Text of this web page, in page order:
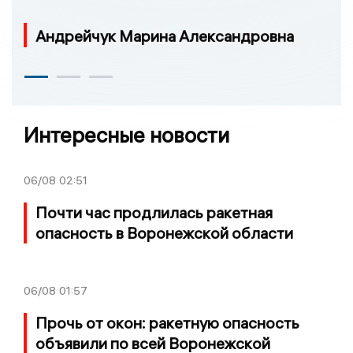
Андрейчук Марина Александровна
Интересные новости
06/08 02:51
Почти час продлилась ракетная
опасность в Воронежской области
06/08 01:57
Прочь от окон: ракетную опасность
объявили по всей Воронежской